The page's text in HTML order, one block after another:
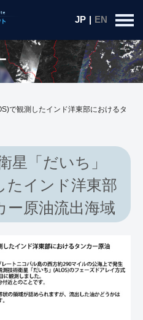
JP | EN
で観測したインド洋東部におけるタ
星「だいち」
たインド洋東部
ー原油流出海域